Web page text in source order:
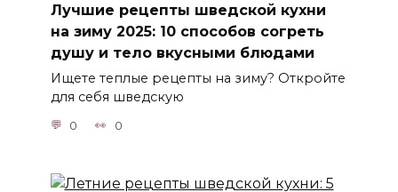
Лучшие рецепты шведской кухни
на зиму 2025: 10 способов согреть
душу и тело вкусными блюдами
Ищете теплые рецепты на зиму? Откройте
для себя шведскую
0 0